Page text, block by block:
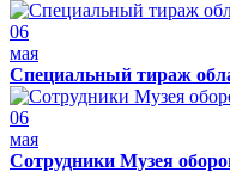
06
мая
Специальный тираж
06
мая
Сотрудники Музея